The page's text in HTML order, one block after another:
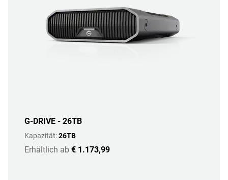
G-DRIVE - 26TB
Kapazität:26TB
Erhältlich ab € 1.173,99